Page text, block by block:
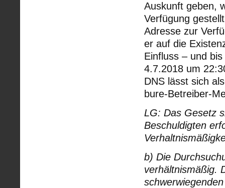
Auskunft geben,
Verfügung
Adresse zur
er auf die
Einfluss – und
4.7.2018 um
DNS lässt sich
bure-Betreiber-
LG: Das Gesetz
Beschuldigten
b) Die
verhältnismäßig.